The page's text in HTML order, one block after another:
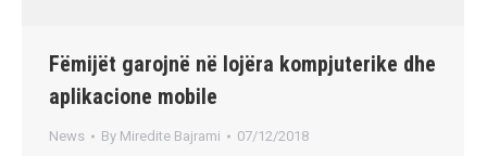
Fëmijët garojnë në lojëra kompjuterike dhe
aplikacione mobile
News By Miredite Bajrami 07/12/2018